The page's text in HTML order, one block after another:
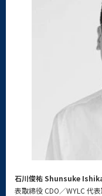
石川俊祐 Shunsuke
表取締役 CDO／WYLC 代